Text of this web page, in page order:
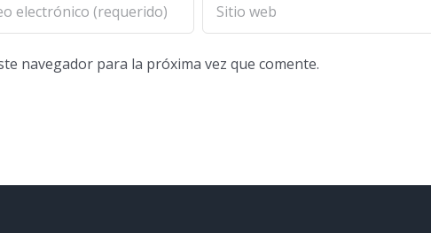
navegador para la próxima vez que comente.